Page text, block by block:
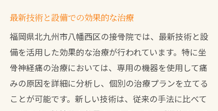
る方法
電気刺激療法の仕組みと効果
痛み緩和における具体的な例
患者による治療の体験談
安全に行うための注意点
最新技術と設備での効果的な治療
福岡県北九州市八幡西区の接骨院では、最新技術と設
備を活用した効果的な治療が行われています。特に坐
骨神経痛の治療においては、専用の機器を使用して痛
みの原因を詳細に分析し、個別の治療プランを立てる
ことが可能です。新しい技術は、従来の手法に比べて